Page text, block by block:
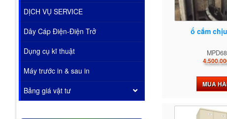
ổ cắm
MUA
DỊCH VỤ SERVICE
Dây Cáp Điện-Điện Trở
Dụng cụ kĩ thuật
Máy trước in & sau in
Bảng giá vật tư